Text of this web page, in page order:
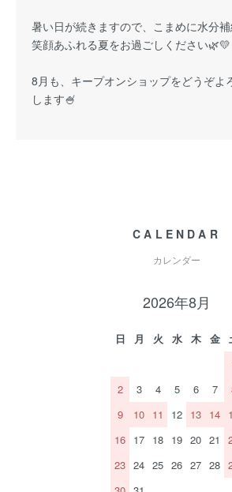
暑い日が続きますので、こまめに水分補
笑顔あふれる夏をお過ごしください🌿💛
8月も、キープオンショップをどうぞよ
します🍧
CALENDAR
カレンダー
2026年8月
日 月 火 水 木 金
2
3 4 5 6 7
9
10 11 12 13 14
16 17 18 19 20 21
23 24 25 26 27 28